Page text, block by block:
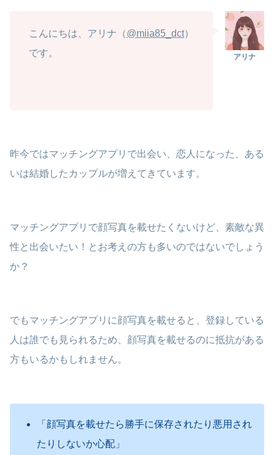
こんにちは、アリナ（@miia85_dct）
です。
昨今ではマッチングアプリで出会い、恋人になった、ある
いは結婚したカップルが増えてきています。
マッチングアプリで顔写真を載せたくないけど、素敵な異
性と出会いたい！とお考えの方も多いのではないでしょう
か？
でもマッチングアプリに顔写真を載せると、登録している
人は誰でも見られるため、顔写真を載せるのに抵抗がある
方もいるかもしれません。
「顔写真を載せたら勝手に保存されたり悪用され
たりしないか心配」